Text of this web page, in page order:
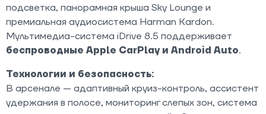
подсветка, панорамная крыша Sky Lounge и
премиальная аудиосистема Harman Kardon.
Мультимедиа-система iDrive 8.5 поддерживает
беспроводные Apple CarPlay и Android Auto.
Технологии и безопасность:
В арсенале — адаптивный круиз-контроль, ассистент
удержания в полосе, мониторинг слепых зон, система